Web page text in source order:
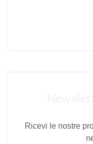
Ricevi le nostre